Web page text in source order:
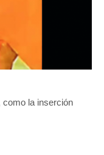
como la inserción